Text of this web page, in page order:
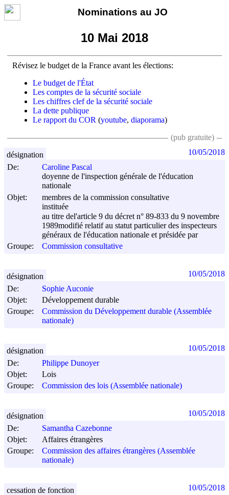
Nominations au JO
10 Mai 2018
Révisez le budget de la France avant les élections:
Le budget de l'État
Les comptes de la sécurité sociale
Les chiffres clef de la sécurité sociale
La dette publique
Le rapport du COR (youtube, diaporama)
(pub gratuite)
De:
Caroline Pascal
doyenne de l'inspection générale de l'éducation
nationale
Objet:
membres de la commission consultative
instituée
au titre del'article 9 du décret n° 89-833 du 9 novembre
1989modifié relatif au statut particulier des inspecteurs
généraux de l'éducation nationale et présidée par
Groupe:
Commission consultative
désignation 10/05/2018
De:
Sophie Auconie
Objet:
Développement durable
Groupe:
Commission du Développement durable (Assemblée
nationale)
désignation 10/05/2018
De:
Philippe Dunoyer
Objet:
Lois
Groupe:
Commission des lois (Assemblée nationale)
désignation 10/05/2018
De:
Samantha Cazebonne
Objet:
Affaires étrangères
Groupe:
Commission des affaires étrangères (Assemblée
nationale)
désignation 10/05/2018
cessation de fonction 10/05/2018